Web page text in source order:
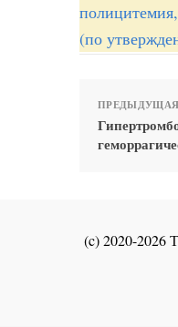
(по
(c) 2020-2026